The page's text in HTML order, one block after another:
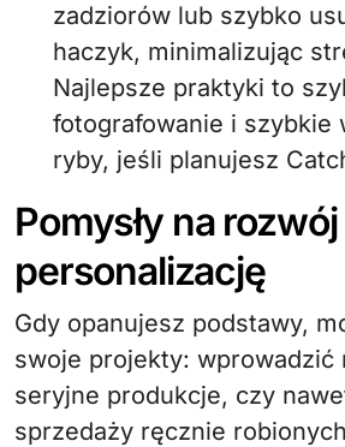
zadziorów lub szybko
haczyk, minimalizując
Najlepsze praktyki to
fotografowanie i szybkie
ryby, jeśli planujesz
Pomysły na rozwój
personalizację
Gdy opanujesz podstawy,
swoje projekty: wprowadzić
seryjne produkcje, czy
sprzedaży ręcznie